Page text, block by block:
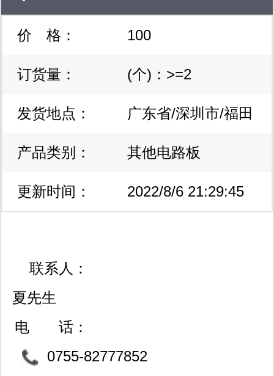
每 ic 通道数 正，可调式 线性稳
压器评估板
价 格： 100
订货量： (个)：>=2
发货地点： 广东省/深圳市/福田
区
产品类别： 其他电路板
更新时间： 2022/8/6 21:29:45
联系人：
夏先生
电 话：
0755-82777852